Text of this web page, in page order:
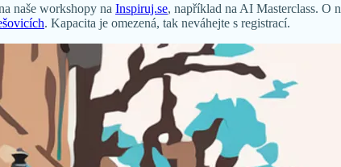
naše workshopy na Inspiruj.se, například na AI Masterclass. O
. Kapacita je omezená, tak neváhejte s registrací.